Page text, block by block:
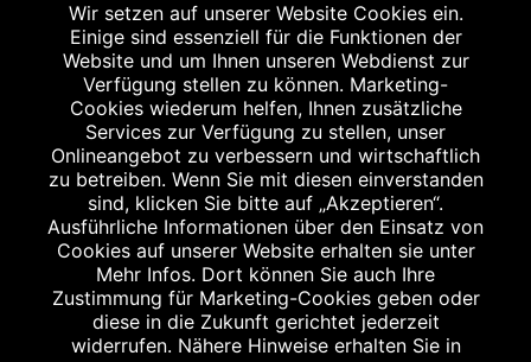
Abgabe in haushaltsüblichen Mengen, solange der Vorrat reicht. Für Druck-
und Satzfehler keine Haftung.
Zu Risiken und Nebenwirkungen lesen Sie die Packungsbeilage und fragen
Sie Ihren Arzt oder Apotheker.
Angabe nach der deutschen Arzneimitteltaxe Apothekenerstattungspreis
(AEP). Der AEP ist keine unverbindliche Preisempfehlung der Hersteller. Der
AEP ist ein von den Apotheken in Ansatz gebrachter Preis für rezeptfreie
Arzneimittel. Er entspricht in der Höhe dem für Apotheken verbindlichen
Abgabepreis, zu dem eine Apotheke in bestimmten Fällen (z.B. bei Kindern
unter 12 Jahren) das Produkt mit der gesetzlichen Krankenversicherung
abrechnet. Der AEP ist der allgemeine Erstattungspreis im Falle einer
Kostenübernahme durch die gesetzlichen Krankenkassen, vor Abzug eines
Zwangsrabattes (zur Zeit 5%) nach §130 Abs. 1 SGB V.
Wir setzen auf unserer Website Cookies ein.
Einige sind essenziell für die Funktionen der
Website und um Ihnen unseren Webdienst zur
Verfügung stellen zu können. Marketing-
Cookies wiederum helfen, Ihnen zusätzliche
Services zur Verfügung zu stellen, unser
Onlineangebot zu verbessern und wirtschaftlich
zu betreiben. Wenn Sie mit diesen einverstanden
sind, klicken Sie bitte auf „Akzeptieren“.
Ausführliche Informationen über den Einsatz von
Cookies auf unserer Website erhalten sie unter
Mehr Infos. Dort können Sie auch Ihre
Zustimmung für Marketing-Cookies geben oder
diese in die Zukunft gerichtet jederzeit
widerrufen. Nähere Hinweise erhalten Sie in